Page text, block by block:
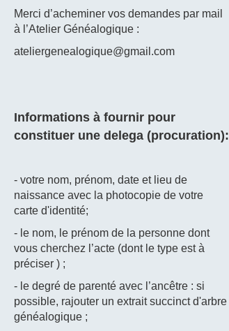
Merci d’acheminer vos demandes par mail
à l’Atelier Généalogique :
ateliergenealogique@gmail.com
Informations à fournir pour
constituer une delega (procuration):
- votre nom, prénom, date et lieu de
naissance avec la photocopie de votre
carte d'identité;
- le nom, le prénom de la personne dont
vous cherchez l’acte (dont le type est à
préciser ) ;
- le degré de parenté avec l’ancêtre : si
possible, rajouter un extrait succinct d'arbre
généalogique ;